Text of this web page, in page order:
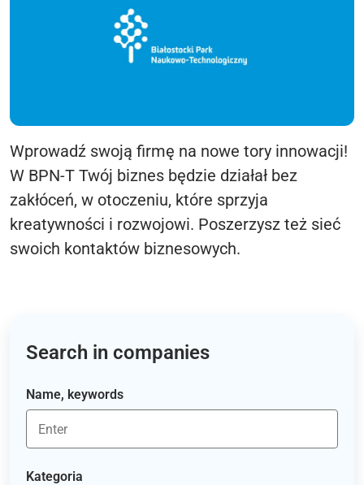
Wprowadź swoją firmę na nowe tory innowacji!
W BPN-T Twój biznes będzie działał bez
zakłóceń, w otoczeniu, które sprzyja
kreatywności i rozwojowi. Poszerzysz też sieć
swoich kontaktów biznesowych.
Search in companies
Name, keywords
Kategoria